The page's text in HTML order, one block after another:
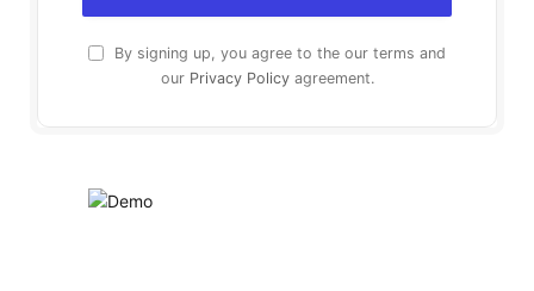
By signing up, you agree to the our terms and
our Privacy Policyagreement.